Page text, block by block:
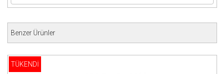
Benzer Ürünler
TÜKENDİ